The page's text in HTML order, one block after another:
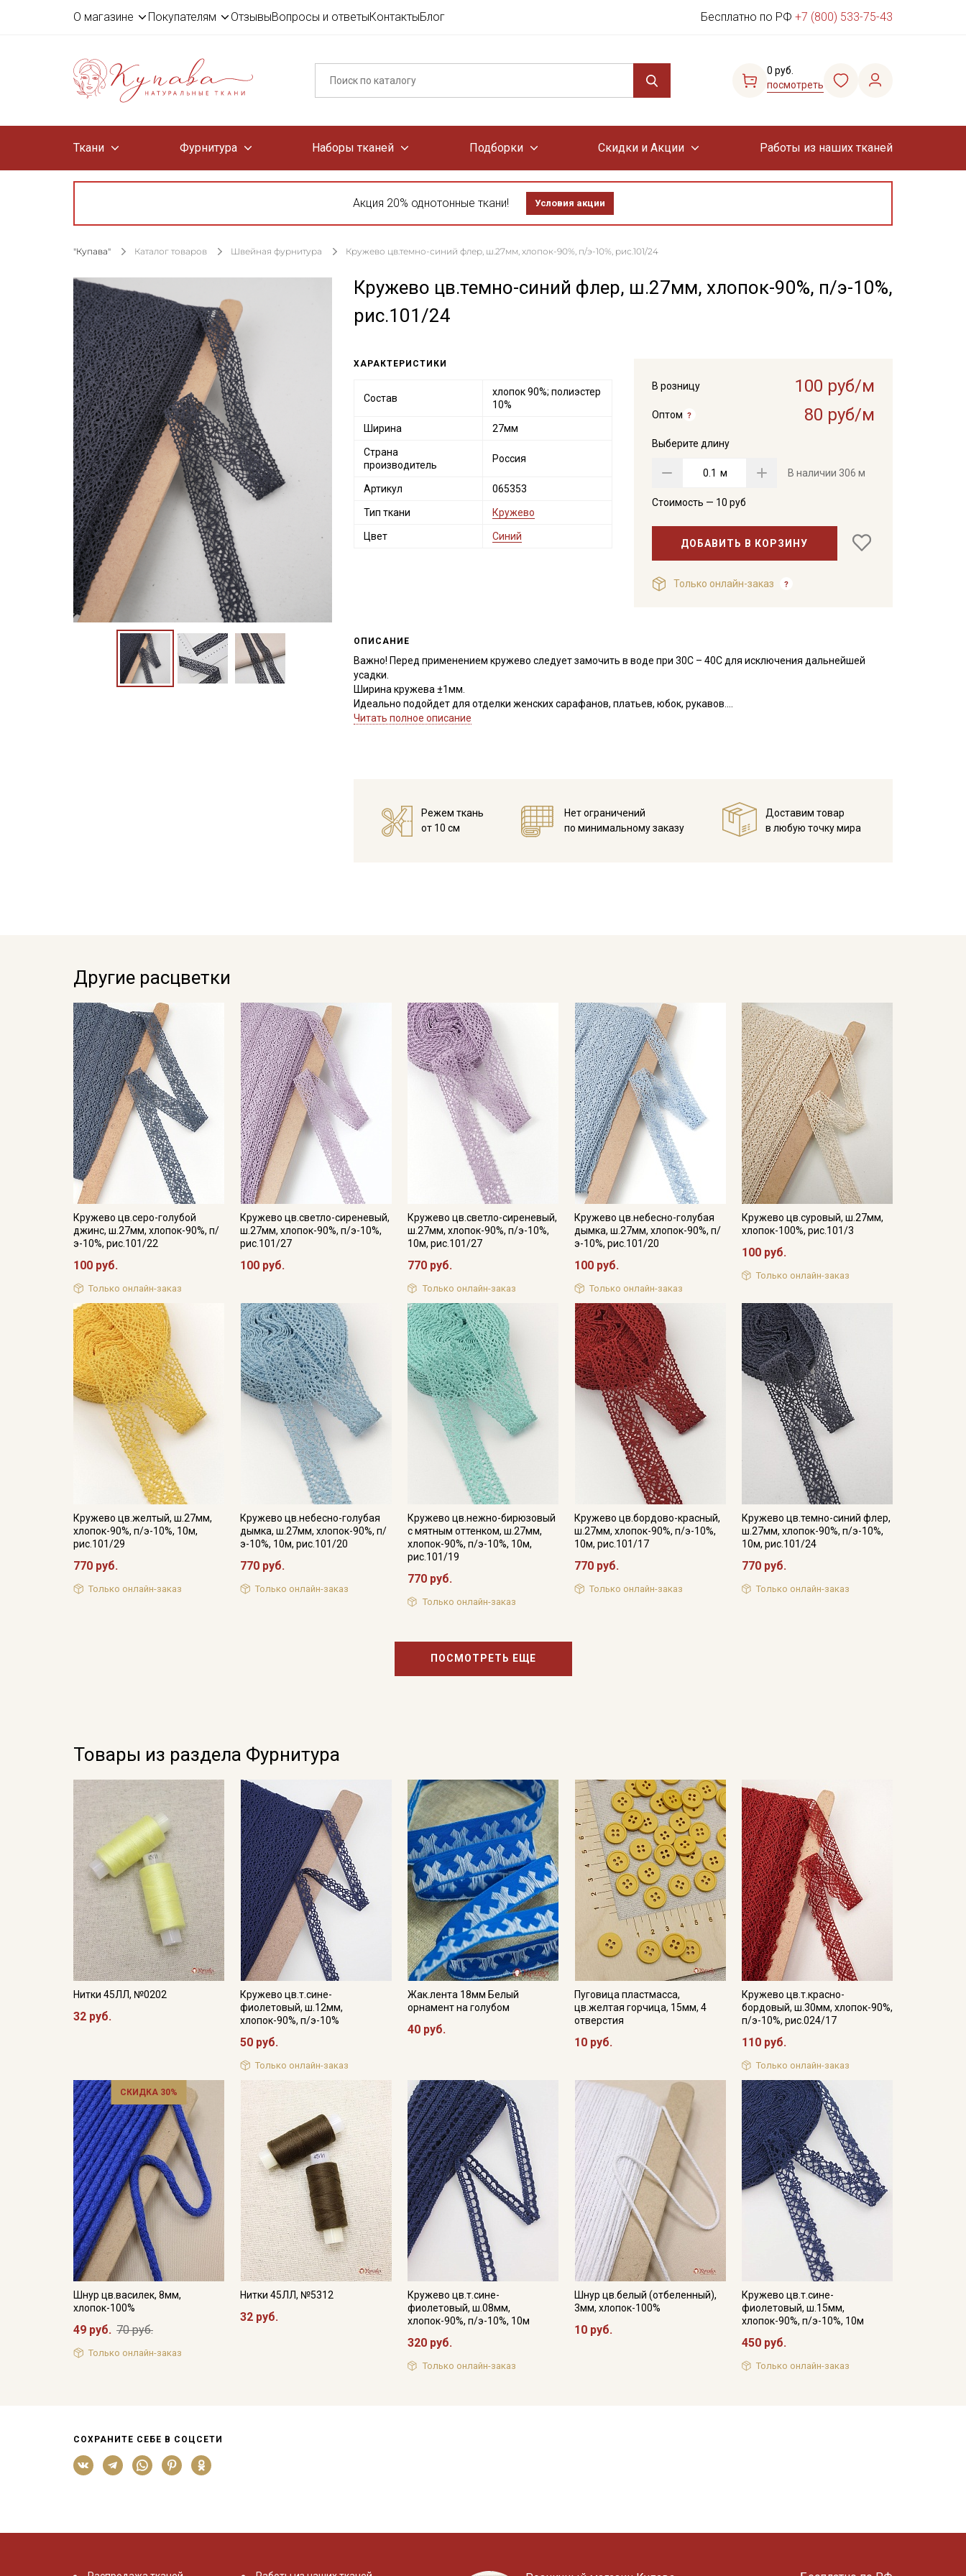
О магазине Покупателям ОтзывыВопросы и ответыКонтактыБлог Бесплатно по РФ +7 (800) 533-75-43
0 руб.
посмотреть
Ткани Фурнитура Наборы тканей Подборки Скидки и Акции Работы из наших тканей
Акция 20% однотонные ткани! Условия акции
"Купава" Каталог товаров Швейная фурнитура Кружево цв.темно-синий флер, ш.27мм, хлопок-90%, п/э-10%, рис.101/24
Кружево цв.темно-синий флер, ш.27мм, хлопок-90%, п/э-10%,
рис.101/24
В розницу 100 руб/м
Оптом 80 руб/м
Выберите длину
м В наличии 306 м
Стоимость — 10 руб
ДОБАВИТЬ В КОРЗИНУ
Только онлайн-заказ
ХАРАКТЕРИСТИКИ
Состав
хлопок 90%; полиэстер
10%
Ширина 27мм
Страна
производитель
Россия
Артикул 065353
Тип ткани Кружево
Цвет Синий
ОПИСАНИЕ
Важно! Перед применением кружево следует замочить в воде при 30С – 40С для исключения дальнейшей
усадки.
Ширина кружева ±1мм.
Идеально подойдет для отделки женских сарафанов, платьев, юбок, рукавов.
В интерьере можно использовать для украшения скатертей, занавесок, подушек, пледов. Подойдет для
Читать полное описание
Режем ткань
от 10 см
Нет ограничений
по минимальному заказу
Доставим товар
в любую точку мира
Другие расцветки
Кружево цв.серо-голубой
джинс, ш.27мм, хлопок-90%, п/
э-10%, рис.101/22
100 руб.
Только онлайн-заказ
Кружево цв.светло-сиреневый,
ш.27мм, хлопок-90%, п/э-10%,
рис.101/27
100 руб.
Кружево цв.светло-сиреневый,
ш.27мм, хлопок-90%, п/э-10%,
10м, рис.101/27
770 руб.
Только онлайн-заказ
Кружево цв.небесно-голубая
дымка, ш.27мм, хлопок-90%, п/
э-10%, рис.101/20
100 руб.
Только онлайн-заказ
Кружево цв.суровый, ш.27мм,
хлопок-100%, рис.101/3
100 руб.
Только онлайн-заказ
Кружево цв.желтый, ш.27мм,
хлопок-90%, п/э-10%, 10м,
рис.101/29
770 руб.
Только онлайн-заказ
Кружево цв.небесно-голубая
дымка, ш.27мм, хлопок-90%, п/
э-10%, 10м, рис.101/20
770 руб.
Только онлайн-заказ
Кружево цв.нежно-бирюзовый
с мятным оттенком, ш.27мм,
хлопок-90%, п/э-10%, 10м,
рис.101/19
770 руб.
Только онлайн-заказ
Кружево цв.бордово-красный,
ш.27мм, хлопок-90%, п/э-10%,
10м, рис.101/17
770 руб.
Только онлайн-заказ
Кружево цв.темно-синий флер,
ш.27мм, хлопок-90%, п/э-10%,
10м, рис.101/24
770 руб.
Только онлайн-заказ
ПОСМОТРЕТЬ ЕЩЕ
Товары из раздела Фурнитура
Нитки 45ЛЛ, №0202
32 руб.
Кружево цв.т.сине-
фиолетовый, ш.12мм,
хлопок-90%, п/э-10%
50 руб.
Только онлайн-заказ
Жак.лента 18мм Белый
орнамент на голубом
40 руб.
Пуговица пластмасса,
цв.желтая горчица, 15мм, 4
отверстия
10 руб.
Кружево цв.т.красно-
бордовый, ш.30мм, хлопок-90%,
п/э-10%, рис.024/17
110 руб.
Только онлайн-заказ
СКИДКА 30%
Шнур цв.василек, 8мм,
хлопок-100%
49 руб. 70 руб.
Только онлайн-заказ
Нитки 45ЛЛ, №5312
32 руб.
Кружево цв.т.сине-
фиолетовый, ш.08мм,
хлопок-90%, п/э-10%, 10м
320 руб.
Только онлайн-заказ
Шнур цв.белый (отбеленный),
3мм, хлопок-100%
10 руб.
Кружево цв.т.сине-
фиолетовый, ш.15мм,
хлопок-90%, п/э-10%, 10м
450 руб.
Только онлайн-заказ
СОХРАНИТЕ СЕБЕ В СОЦСЕТИ
Секретная рассылка от
Купава
Мы публикуем здесь дополнительные
промокоды и скидки до 30% на узкие
категории тканей
Электронная почта
Подписаться
Политикой обработки персональных
Согласие на обработку персональных
данных
Даю
Согласие на получение рекламных и
информационных рассылок